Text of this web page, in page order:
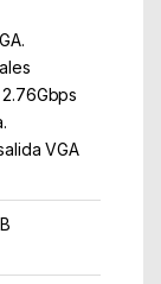
VGA